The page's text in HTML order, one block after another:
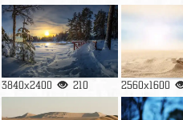
3840x2400 210 2560x1600